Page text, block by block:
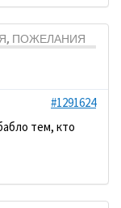
ПОЖЕЛАНИЯ
#1291624
тем, кто